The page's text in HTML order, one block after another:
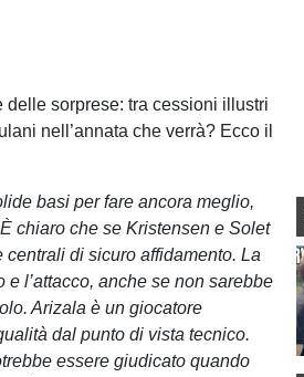
delle sorprese: tra cessioni illustri
nell’annata che verrà? Ecco il
basi per fare ancora meglio,
chiaro che se Kristensen e Solet
di sicuro affidamento. La
l’attacco, anche se non sarebbe
Arizala è un giocatore
dal punto di vista tecnico.
essere giudicato quando